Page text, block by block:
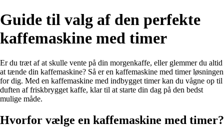
Guide til valg af den perfekte
kaffemaskine med timer
Er du træt af at skulle vente på din morgenkaffe, eller glemmer du altid
at tænde din kaffemaskine? Så er en kaffemaskine med timer løsningen
for dig. Med en kaffemaskine med indbygget timer kan du vågne op til
duften af friskbrygget kaffe, klar til at starte din dag på den bedst
mulige måde.
Hvorfor vælge en kaffemaskine med timer?